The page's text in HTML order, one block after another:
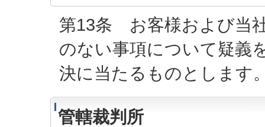
第13条 お客様および当
のない事項について疑義
決に当たるものとします
管轄裁判所